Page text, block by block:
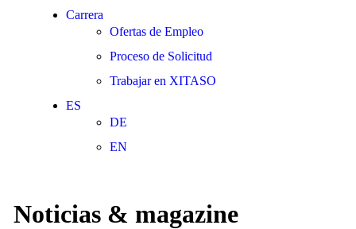
Carrera
Ofertas de Empleo
Proceso de Solicitud
Trabajar en XITASO
ES
DE
EN
Noticias & magazine